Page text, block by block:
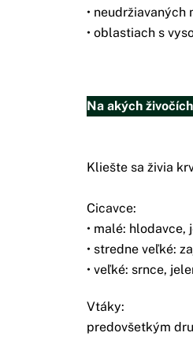
•
• oblastiach s
Na akých
Kliešte sa živia
Cicavce:
• malé: hlodavce,
• stredne veľké:
• veľké: srnce,
Vtáky:
predovšetkým